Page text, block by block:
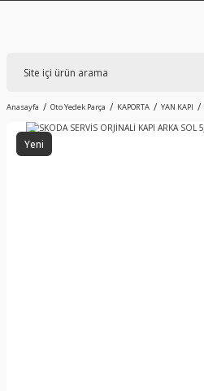
Anasayfa Oto Yedek Parça KAPORTA YAN KAPI
Yeni